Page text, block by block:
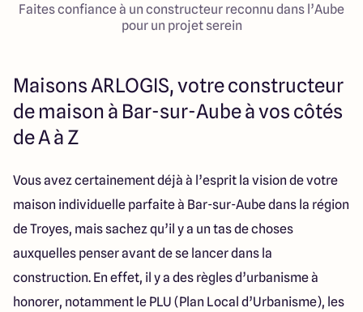
Faites confiance à un constructeur reconnu dans l’Aube
pour un projet serein
Maisons ARLOGIS, votre constructeur
de maison à Bar-sur-Aube à vos côtés
de A à Z
Vous avez certainement déjà à l’esprit la vision de votre
maison individuelle parfaite à Bar-sur-Aube dans la région
de Troyes, mais sachez qu’il y a un tas de choses
auxquelles penser avant de se lancer dans la
construction. En effet, il y a des règles d’urbanisme à
honorer, notamment le PLU (Plan Local d’Urbanisme), les